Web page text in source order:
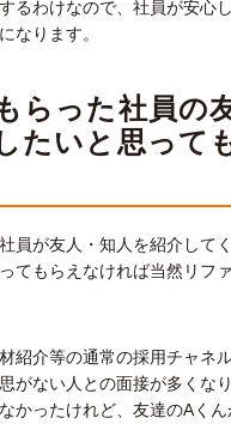
るわけなので、社員が安心
なります。
らった社員の
たいと思って
員が友人・知人を紹介して
てもらえなければ当然リフ
紹介等の通常の採用チャネ
がない人との面接が多くな
かったけれど、友達のAく